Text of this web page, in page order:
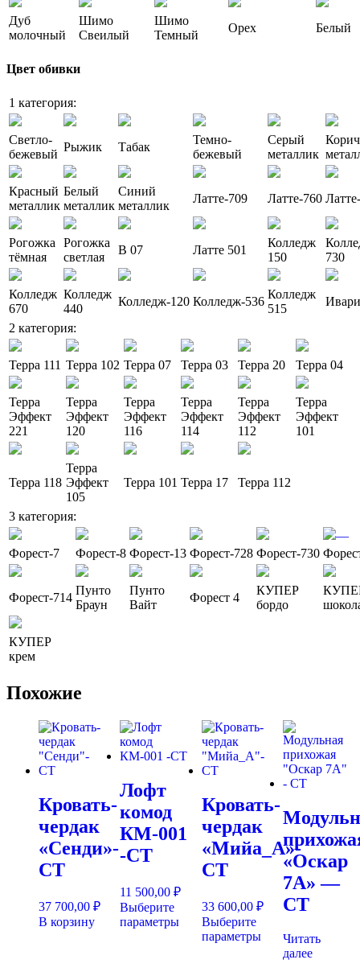
Дуб
молочный
Шимо
Свеилый
Шимо
Темный
Орех Белый
Цвет обивки
1 категория:
Светло-
бежевый
Рыжик Табак
Темно-
бежевый
Серый
металлик
Красный
металлик
Белый
металлик
Синий
металлик
Латте-709 Латте-760
Рогожка
тёмная
Рогожка
светлая
В 07 Латте 501
Колледж
150
730
Колледж
670
Колледж
440
Колледж-120 Колледж-536
Колледж
515
Ивари
2 категория:
Терра 111 Терра 102 Терра 07 Терра 03 Терра 20 Терра 04
Терра
Эффект
221
Терра
Эффект
120
Терра
Эффект
116
Терра
Эффект
114
Терра
Эффект
112
Терра
Эффект
101
Терра 118
Терра
Эффект
105
Терра 101 Терра 17 Терра 112
3 категория:
—
Форест-7
Форест-8 Форест-13 Форест-728 Форест-730
Форест-714
Пунто
Браун
Пунто
Вайт
Форест 4
КУПЕР
бордо
КУПЕР
крем
Похожие
Кровать-
чердак
«Сенди»-
СТ
37 700,00 ₽
В корзину
Лофт
комод
КМ-001
-СТ
11 500,00₽
Выберите
параметрыЭтот
товар
Кровать-
чердак
«Мийа_А»-
СТ
33 600,00 ₽
Выберите
параметрыЭтот
товар
имеет
«Оскар
7А» —
СТ
Читать
далее